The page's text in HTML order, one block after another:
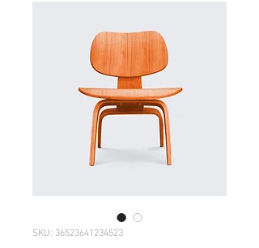
SKU: 36523641234523